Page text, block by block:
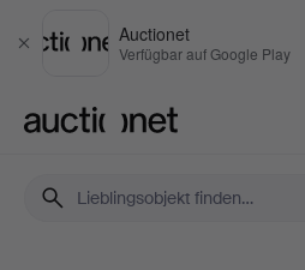
Schließen
Auctionet
Verfügbar auf Google Play